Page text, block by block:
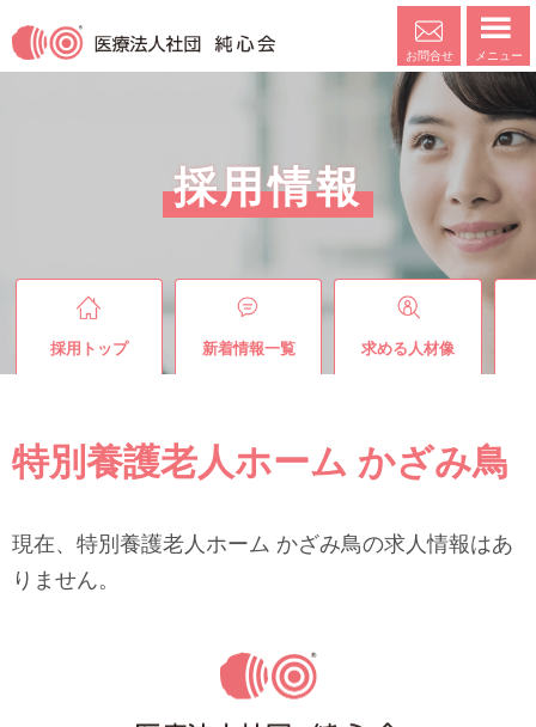
メニュー
お問合せ
採用情報
採用トップ 新着情報一覧 求める人材像
特別養護老人ホーム かざみ鳥
現在、特別養護老人ホーム かざみ鳥の求人情報はあ
りません。